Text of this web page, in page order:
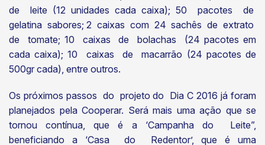
de leite (12 unidades cada caixa); 50 pacotes de
gelatina sabores; 2 caixas com 24 sachês de extrato
de tomate; 10 caixas de bolachas (24 pacotes em
cada caixa); 10 caixas de macarrão (24 pacotes de
500gr cada), entre outros.
Os próximos passos do projeto do Dia C 2016 já foram
planejados pela Cooperar. Será mais uma ação que se
tornou contínua, que é a ‘Campanha do Leite”,
beneficiando a ‘Casa do Redentor’, que é uma